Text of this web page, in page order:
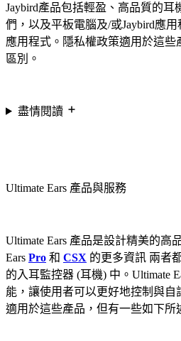
Jaybird產品包括輕盈、高品質的耳
們，以及平板電腦及/或Jaybird應
應用程式。隱私權政策適用於這
區別。
盡情閱讀
Ultimate Ears 產品與服務
Ultimate Ears 產品是設計精美的高
Ears Pro 和 CSX 的更多資訊 兩者
的入耳監控器 (耳機) 中。Ultimate
能，讓使用者可以更好地控制與
適用於這些產品，但有一些如下所